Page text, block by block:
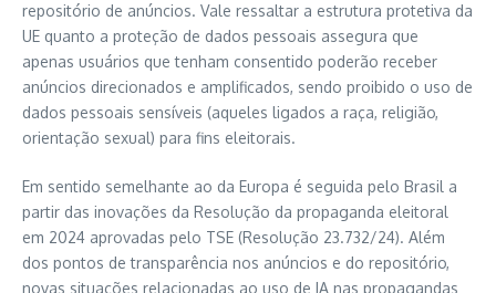
repositório de anúncios. Vale ressaltar a estrutura protetiva da
UE quanto a proteção de dados pessoais assegura que
apenas usuários que tenham consentido poderão receber
anúncios direcionados e amplificados, sendo proibido o uso de
dados pessoais sensíveis (aqueles ligados a raça, religião,
orientação sexual) para fins eleitorais.
Em sentido semelhante ao da Europa é seguida pelo Brasil a
partir das inovações da Resolução da propaganda eleitoral
em 2024 aprovadas pelo TSE (Resolução 23.732/24). Além
dos pontos de transparência nos anúncios e do repositório,
novas situações relacionadas ao uso de IA nas propagandas